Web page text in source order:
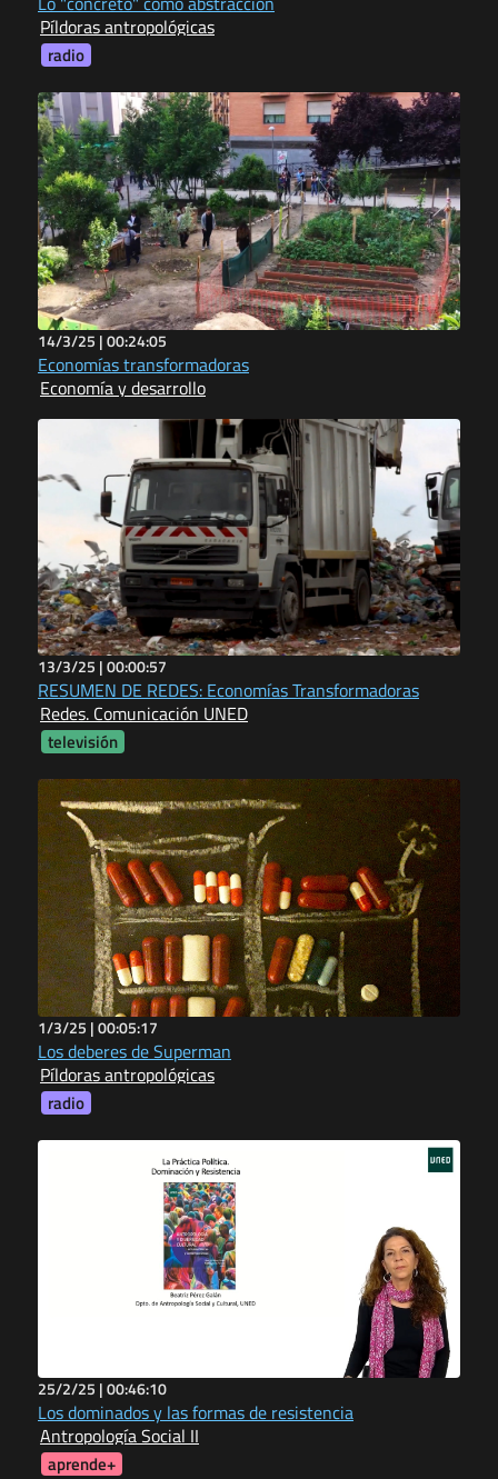
Píldoras antropológicas
radio
14/3/25 |00:24:05
Economías transformadoras
Economía y desarrollo
13/3/25 |00:00:57
RESUMEN DE REDES: Economías Transformadoras
Redes. Comunicación UNED
televisión
1/3/25 |00:05:17
Los deberes de Superman
Píldoras antropológicas
radio
25/2/25 |00:46:10
Los dominados y las formas de resistencia
Antropología Social II
aprende+